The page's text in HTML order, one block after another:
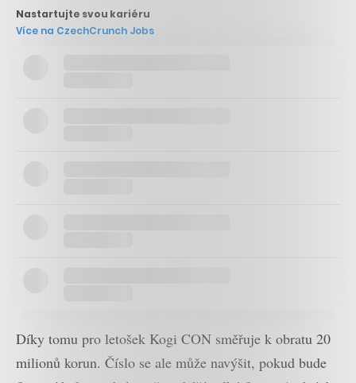
Nastartujte svou kariéru
Více na CzechCrunch Jobs
Díky tomu pro letošek Kogi CON směřuje k obratu 20
milionů korun. Číslo se ale může navýšit, pokud bude